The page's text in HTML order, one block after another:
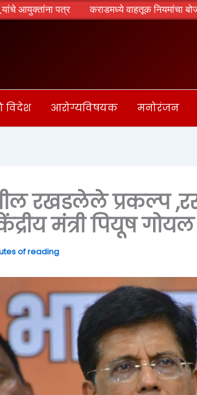
पत्र कराडमध्ये वाहतूक नियमांचा बोजवारा?
विदेश आरोग्यविषयक मनोरंजन
रखडलेले प्रकल्प
मंत्री पियूष गोयल
of reading